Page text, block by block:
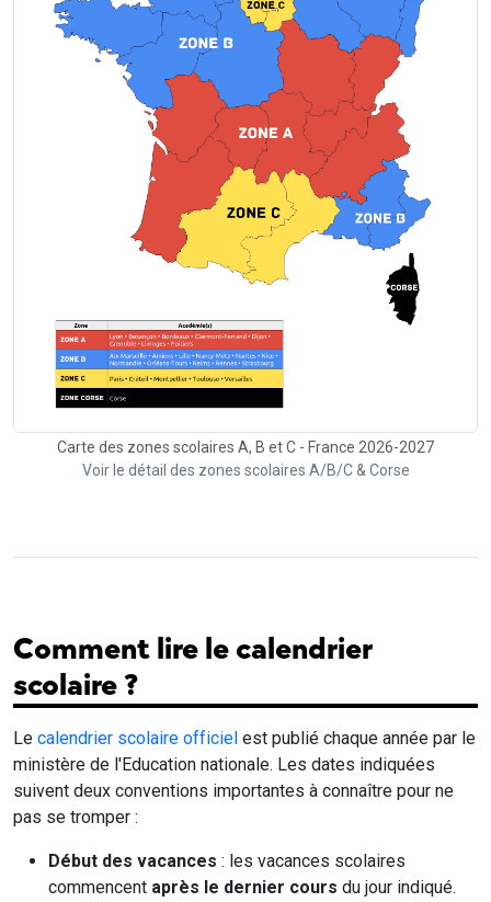
Carte des zones scolaires A, B et C - France 2026-2027
Voir le détail des zones scolaires A/B/C & Corse
Comment lire le calendrier
scolaire ?
Le calendrier scolaire officiel est publié chaque année par le
ministère de l'Education nationale. Les dates indiquées
suivent deux conventions importantes à connaître pour ne
pas se tromper :
Début des vacances : les vacances scolaires
commencent après le dernier cours du jour indiqué.